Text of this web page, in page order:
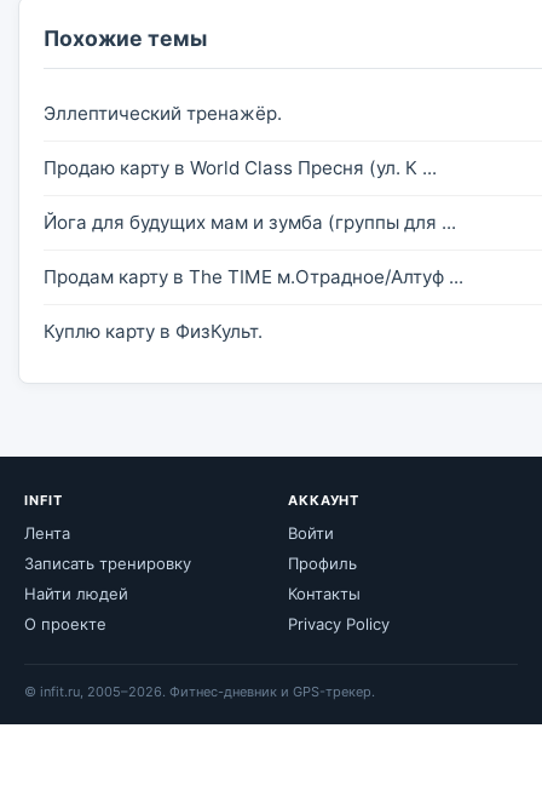
Похожие темы
Эллептический тренажёр.
Продаю карту в World Class Пресня (ул. К ...
Йога для будущих мам и зумба (группы для ...
Продам карту в The TIME м.Отрадное/Алтуф ...
Куплю карту в ФизКульт.
INFIT
Лента
Записать тренировку
Найти людей
О проекте
АККАУНТ
Войти
Профиль
Контакты
Privacy Policy
© infit.ru, 2005–2026. Фитнес-дневник и GPS-трекер.